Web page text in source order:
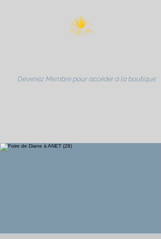
Devenez Membre pour accéder à la boutique